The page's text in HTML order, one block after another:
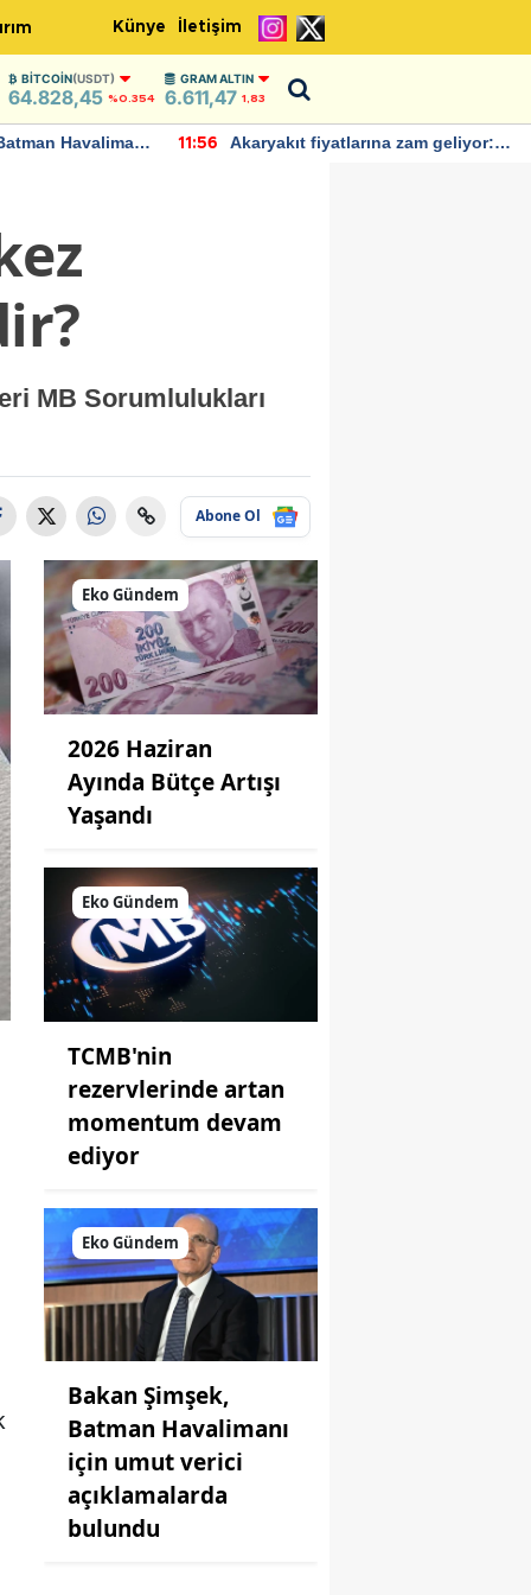
Künye İletişim
BITCOIN(USDT)
64.828,45 %0.354
GRAM ALTIN
6.611,47 1,83
Havalimanı
11:56
Akaryakıt fiyatlarına zam geliyor:
MB Sorumlulukları
Abone Ol
Eko Gündem
2026 Haziran
Ayında Bütçe Artışı
Yaşandı
Eko Gündem
TCMB'nin
rezervlerinde artan
momentum devam
ediyor
Eko Gündem
Bakan Şimşek,
Batman Havalimanı
için umut verici
açıklamalarda
bulundu